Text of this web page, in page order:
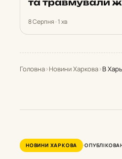
8 Серпня · 1 хв
Головна›Новини Харкова›В
НОВИНИ ХАРКОВА